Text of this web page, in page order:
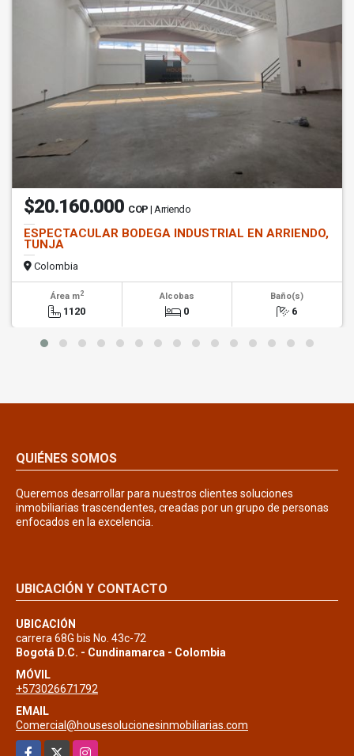
$20.160.000 COP | Arriendo
ESPECTACULAR BODEGA INDUSTRIAL EN ARRIENDO,
TUNJA
Colombia
Área m2
1120
Alcobas
0
Baño(s)
6
QUIÉNES SOMOS
Queremos desarrollar para nuestros clientes soluciones
inmobiliarias trascendentes, creadas por un grupo de personas
enfocados en la excelencia.
UBICACIÓN Y CONTACTO
UBICACIÓN
carrera 68G bis No. 43c-72
Bogotá D.C. - Cundinamarca - Colombia
MÓVIL
+573026671792
EMAIL
Comercial@housesolucionesinmobiliarias.com
Facebook
Instagram